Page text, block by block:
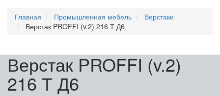
Главная Промышленная мебель
Верстаки
Верстак PROFFI (v.2) 216 Т Д6
Верстак PROFFI (v.2)
216 Т Д6